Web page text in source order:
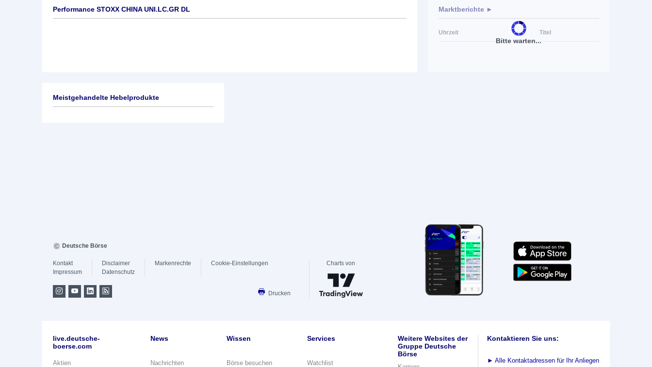
Performance STOXX CHINA UNI.LC.GR DL
Bitte warten...
Marktberichte ►
Uhrzeit Titel
Meistgehandelte Hebelprodukte
Deutsche Börse
Kontakt
Impressum
Disclaimer
Datenschutz
Markenrechte Cookie-Einstellungen
Drucken
Charts von
live.deutsche-
boerse.com
Aktien
News
Nachrichten
Wissen
Börse besuchen
Services
Watchlist
Weitere Websites der
Gruppe Deutsche
Börse
Kontaktieren Sie uns:
► Alle Kontaktadressen für Ihr Anliegen